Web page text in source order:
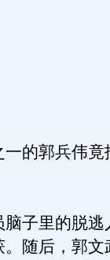
的郭兵伟竟
子里的脱逃
随后，郭文